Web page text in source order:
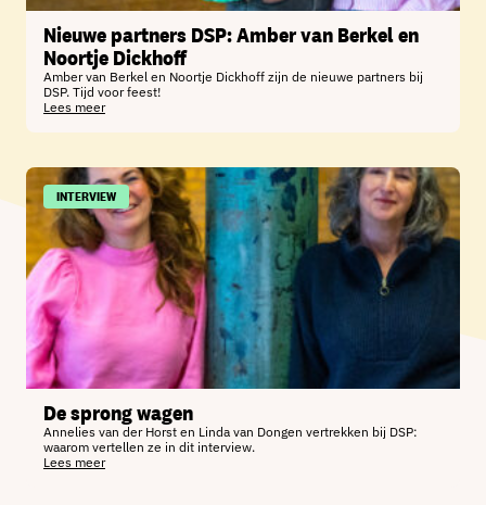
Nieuwe partners DSP: Amber van Berkel en
Noortje Dickhoff
Amber van Berkel en Noortje Dickhoff zijn de nieuwe partners bij
DSP. Tijd voor feest!
Lees meer
INTERVIEW
De sprong wagen
Annelies van der Horst en Linda van Dongen vertrekken bij DSP:
waarom vertellen ze in dit interview.
Lees meer